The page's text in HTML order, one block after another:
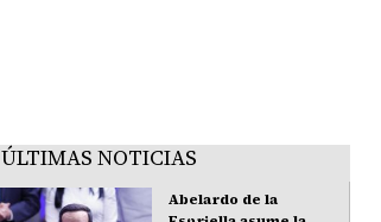
ÚLTIMAS NOTICIAS
Abelardo de la